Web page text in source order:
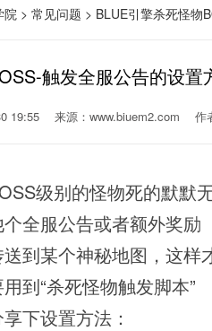
院 > 常见问题 > BLUE引擎杀死怪物
触发全服公告的设置
19:55 来源：www.biuem2.com 作
级别的怪物死的默默
全服公告或者额外奖励
到某个神秘地图，这
到“杀死怪物触发脚本”
下设置方法：